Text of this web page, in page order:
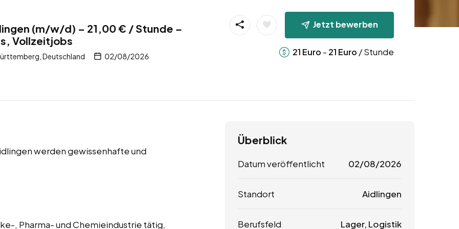
(m/w/d) – 21,00 € / Stunde –
Vollzeitjobs
Deutschland 02/08/2026
Jetzt bewerben
21 Euro - 21 Euro / Stunde
werden gewissenhafte und
, Pharma- und Chemieindustrie tätig,
Überblick
Datum veröffentlicht 02/08/2026
Standort Aidlingen
Berufsfeld Lager, Logistik